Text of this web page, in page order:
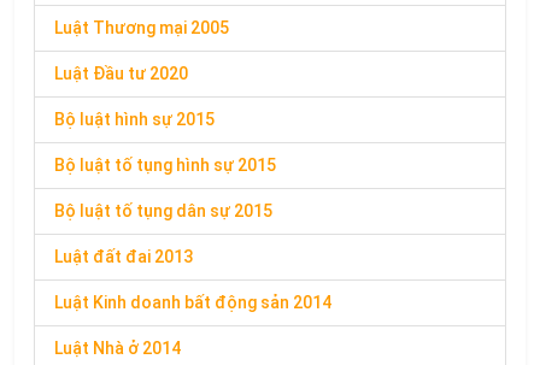
Luật Thương mại 2005
Luật Đầu tư 2020
Bộ luật hình sự 2015
Bộ luật tố tụng hình sự 2015
Bộ luật tố tụng dân sự 2015
Luật đất đai 2013
Luật Kinh doanh bất động sản 2014
Luật Nhà ở 2014